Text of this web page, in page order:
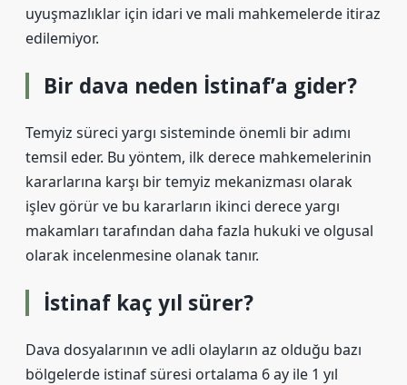
uyuşmazlıklar için idari ve mali mahkemelerde itiraz
edilemiyor.
Bir dava neden İstinaf’a gider?
Temyiz süreci yargı sisteminde önemli bir adımı
temsil eder. Bu yöntem, ilk derece mahkemelerinin
kararlarına karşı bir temyiz mekanizması olarak
işlev görür ve bu kararların ikinci derece yargı
makamları tarafından daha fazla hukuki ve olgusal
olarak incelenmesine olanak tanır.
İstinaf kaç yıl sürer?
Dava dosyalarının ve adli olayların az olduğu bazı
bölgelerde istinaf süresi ortalama 6 ay ile 1 yıl